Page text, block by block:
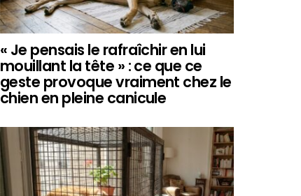
« Je pensais le rafraîchir en lui
mouillant la tête » : ce que ce
geste provoque vraiment chez le
chien en pleine canicule